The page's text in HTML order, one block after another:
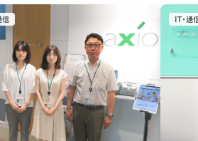
信 IT・通